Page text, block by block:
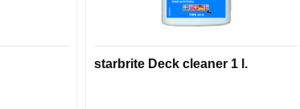
starbrite Deck cleaner 1 l.